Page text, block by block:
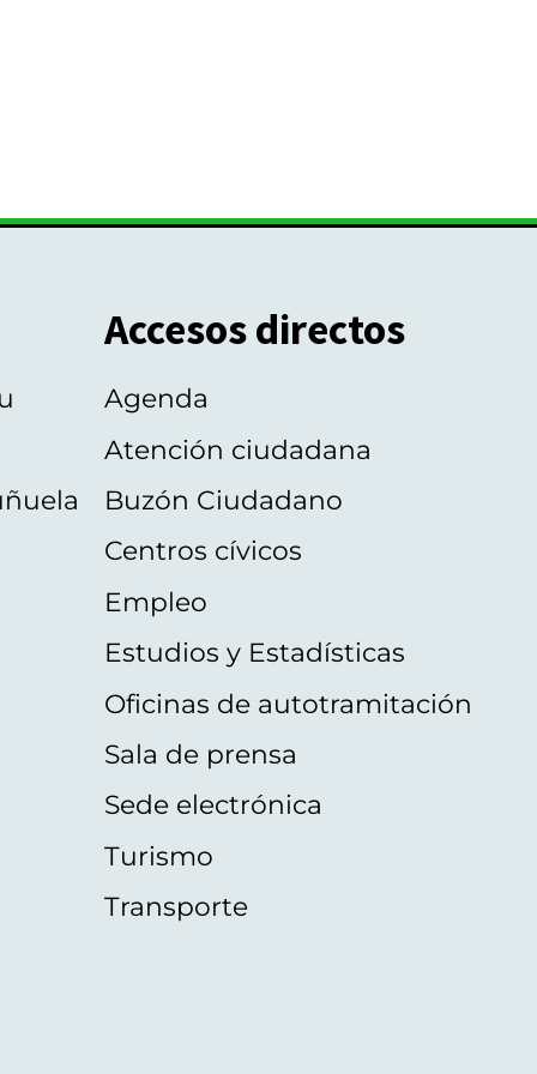
Accesos directos
Agenda
Atención ciudadana
Buzón Ciudadano
Centros cívicos
Empleo
Estudios y Estadísticas
Oficinas de autotramitación
Sala de prensa
Sede electrónica
Turismo
Transporte